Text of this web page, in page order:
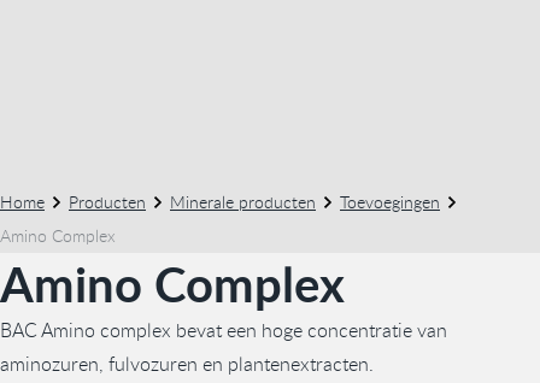
Home Producten Minerale producten
Toevoegingen
Amino Complex
Amino Complex
BAC Amino complex bevat een hoge concentratie van
aminozuren, fulvozuren en plantenextracten.